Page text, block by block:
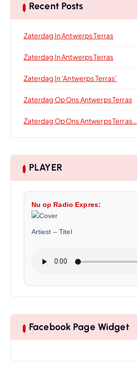
Recent Posts
Zaterdag In Antwerps Terras
Zaterdag In Antwerps Terras
Zaterdag In ‘Antwerps Terras’
Zaterdag Op Ons Antwerps Terras
Zaterdag Op Ons Antwerps Terras…
PLAYER
Nu op Radio Expres:
Artiest – Titel
Facebook Page Widget